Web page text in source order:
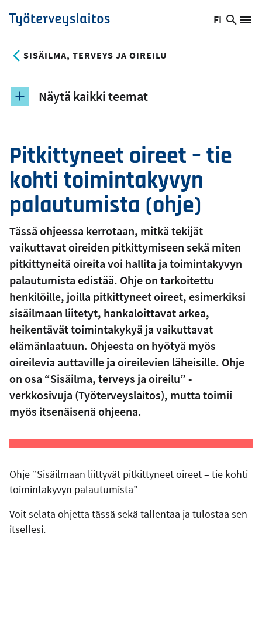
Hyppää
pääsisältöön
Työterveyslaitos
Vaihda
FI
Hae
SISÄILMA, TERVEYS JA OIREILU
Pitkittyneet oireet – tie
kohti toimintakyvyn
palautumista (ohje)
Tässä ohjeessa kerrotaan, mitkä tekijät
vaikuttavat oireiden pitkittymiseen sekä miten
pitkittyneitä oireita voi hallita ja toimintakyvyn
palautumista edistää. Ohje on tarkoitettu
henkilöille, joilla pitkittyneet oireet, esimerkiksi
sisäilmaan liitetyt, hankaloittavat arkea,
heikentävät toimintakykyä ja vaikuttavat
elämänlaatuun. Ohjeesta on hyötyä myös
oireilevia auttaville ja oireilevien läheisille. Ohje
on osa “Sisäilma, terveys ja oireilu” -
verkkosivuja (Työterveyslaitos), mutta toimii
myös itsenäisenä ohjeena.
Ohje “Sisäilmaan liittyvät pitkittyneet oireet – tie kohti
toimintakyvyn palautumista”
Voit selata ohjetta tässä sekä tallentaa ja tulostaa sen
itsellesi.
Näytä kaikki teemat